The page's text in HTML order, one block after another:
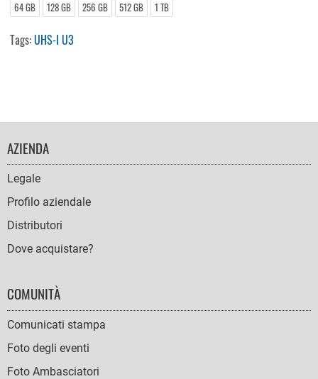
64 GB 128 GB 256 GB 512 GB 1 TB
Tags:UHS-I U3
FOOTER
NAVIGATION
AZIENDA
Legale
Profilo aziendale
Distributori
Dove acquistare?
COMUNITÀ
Comunicati stampa
Foto degli eventi
Foto Ambasciatori